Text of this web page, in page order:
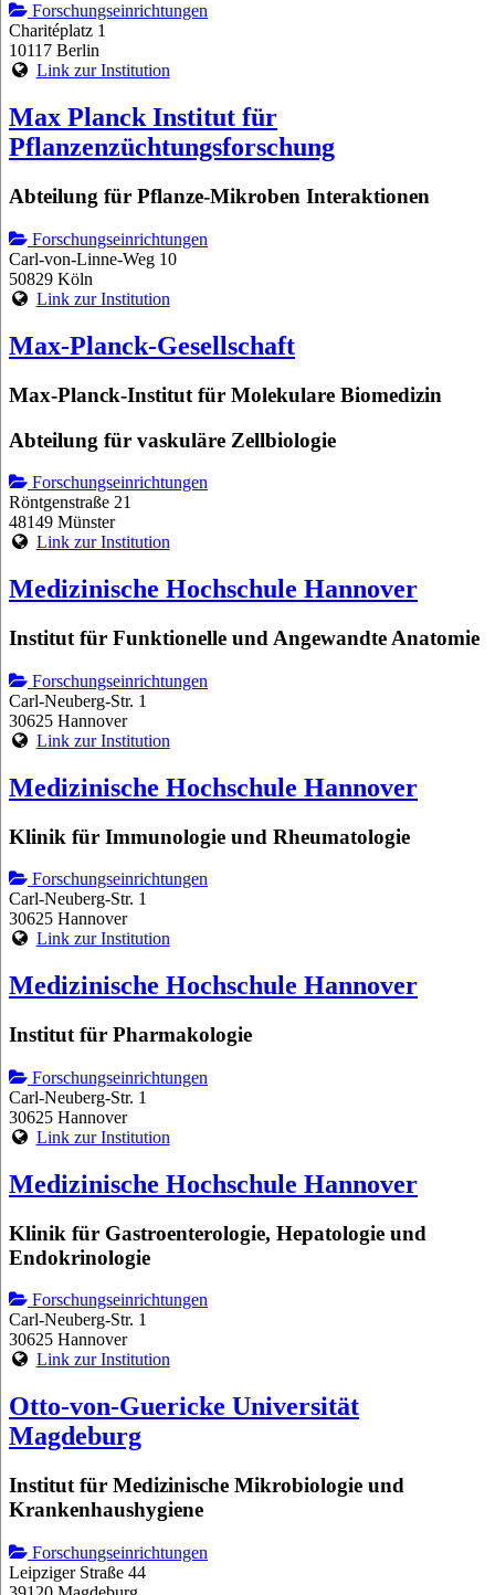
Forschungseinrichtungen
Charitéplatz 1
10117 Berlin
Link zur Institution
Max Planck Institut für
Pflanzenzüchtungsforschung
Abteilung für Pflanze-Mikroben Interaktionen
Forschungseinrichtungen
Carl-von-Linne-Weg 10
50829 Köln
Link zur Institution
Max-Planck-Gesellschaft
Max-Planck-Institut für Molekulare Biomedizin
Abteilung für vaskuläre Zellbiologie
Forschungseinrichtungen
Röntgenstraße 21
48149 Münster
Link zur Institution
Medizinische Hochschule Hannover
Institut für Funktionelle und Angewandte Anatomie
Forschungseinrichtungen
Carl-Neuberg-Str. 1
30625 Hannover
Link zur Institution
Medizinische Hochschule Hannover
Klinik für Immunologie und Rheumatologie
Forschungseinrichtungen
Carl-Neuberg-Str. 1
30625 Hannover
Link zur Institution
Medizinische Hochschule Hannover
Institut für Pharmakologie
Forschungseinrichtungen
Carl-Neuberg-Str. 1
30625 Hannover
Link zur Institution
Medizinische Hochschule Hannover
Klinik für Gastroenterologie, Hepatologie und
Endokrinologie
Forschungseinrichtungen
Carl-Neuberg-Str. 1
30625 Hannover
Link zur Institution
Otto-von-Guericke Universität
Magdeburg
Institut für Medizinische Mikrobiologie und
Krankenhaushygiene
Forschungseinrichtungen
Leipziger Straße 44